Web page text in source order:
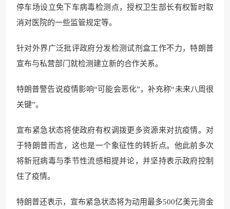
停车场设立免下车病毒检测点，授权卫生部长有权暂时取
消对医院的一些监管规定等。
针对外界广泛批评政府分发检测试剂盒工作不力，特朗普
宣布与私营部门就检测建立新的合作关系。
特朗普警告说疫情影响“可能会恶化”，补充称“未来八周很
关键”。
宣布紧急状态将使政府有权调拨更多资源来对抗疫情。对
于特朗普而言，这也是一个象征性的转折点。他此前多次
将新冠病毒与季节性流感相提并论，并坚持表示政府控制
住了疫情。
特朗普还表示，宣布紧急状态将为动用最多500亿美元资金